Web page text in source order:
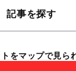
記事を探す
をマップで見ら